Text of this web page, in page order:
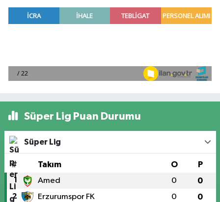
Süper Lig Puan Durumu
Süper Lig
# Takım O P
1 Amed 0 0
2 Erzurumspor FK 0 0